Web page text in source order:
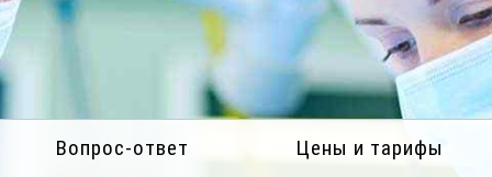
Вопрос-ответ Цены и тарифы